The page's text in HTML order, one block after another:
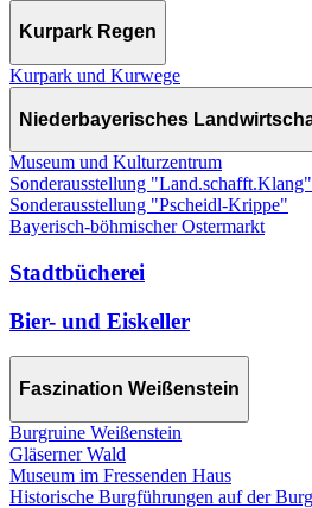
Kurpark Regen
Kurpark und Kurwege
Niederbayerisches
Museum und Kulturzentrum
Sonderausstellung "Land.schafft.Klang"
Sonderausstellung "Pscheidl-Krippe"
Bayerisch-böhmischer Ostermarkt
Stadtbücherei
Bier- und Eiskeller
Faszination Weißenstein
Burgruine Weißenstein
Gläserner Wald
Museum im Fressenden Haus
Historische Burgführungen auf der